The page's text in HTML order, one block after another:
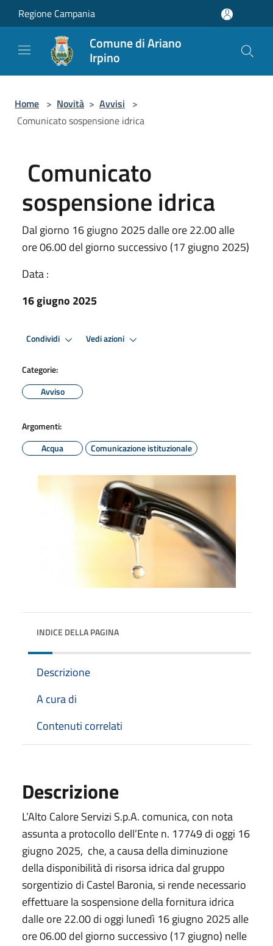
Salta al contenuto principale
Regione Campania
Comune di Ariano
Irpino
Home > Novità > Avvisi >
​ Comunicato sospensione idrica
​ Comunicato
sospensione idrica
Dal giorno 16 giugno 2025 dalle ore 22.00 alle
ore 06.00 del giorno successivo (17 giugno 2025)
Data :
16 giugno 2025
Condividi Vedi azioni
Categorie:
Avviso
Argomenti:
Acqua
Comunicazione istituzionale
INDICE DELLA PAGINA
Descrizione
A cura di
Contenuti correlati
Descrizione
L’Alto Calore Servizi S.p.A. comunica, con nota
assunta a protocollo dell’Ente n. 17749 di oggi 16
giugno 2025, che, a causa della diminuzione
della disponibilità di risorsa idrica dal gruppo
sorgentizio di Castel Baronia, si rende necessario
effettuare la sospensione della fornitura idrica
dalle ore 22.00 di oggi lunedì 16 giugno 2025 alle
ore 06.00 del giorno successivo (17 giugno) nelle